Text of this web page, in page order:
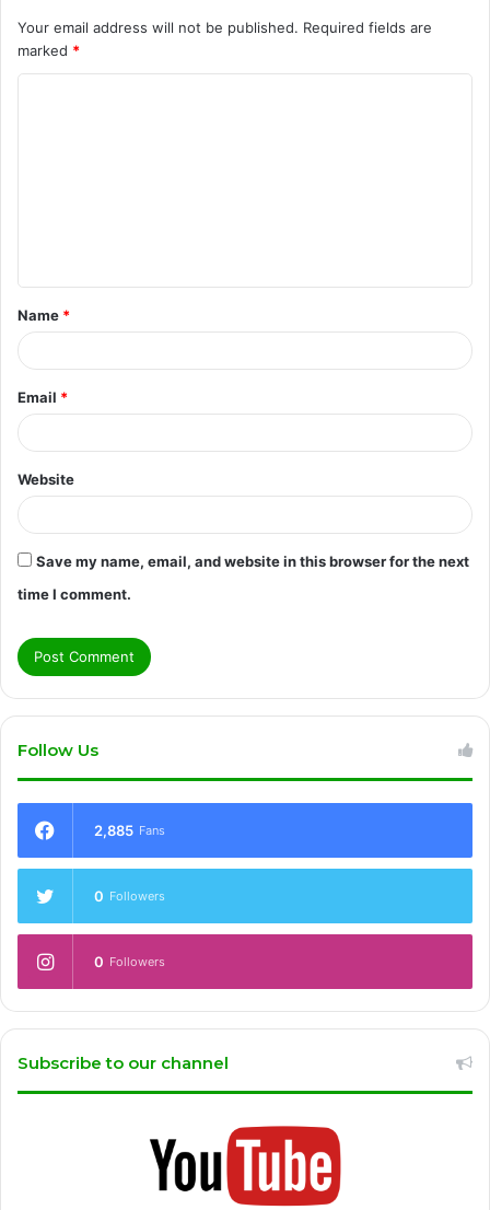
Your email address will not be published. Required fields are
marked *
t
*
Name *
Email *
Website
Save my name, email, and website in this browser for the next
time I comment.
Follow Us
2,885 Fans
0 Followers
0 Followers
Subscribe to our channel